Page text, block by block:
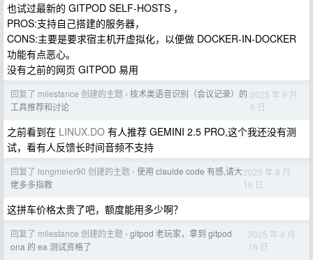
也试过最新的 GITPOD SELF-HOSTS ，
PROS:支持自己搭建的服务器，
CONS:主要是要求宿主机开虚拟化，以便做 DOCKER-IN-DOCKER
功能有点恶心。
没有之前的网页 GITPOD 易用
回复了 milestance 创建的主题 › 技术类语音识别（会议记录）的
工具推荐和讨论
2025 年 9 月
6 日
之前看到在 LINUX.DO 有人推荐 GEMINI 2.5 PRO,这个我还没有测
试，看有人反馈长时间音频不支持
回复了 longmeier90 创建的主题 › 使用 claulde code 有感,请大
佬多多指教
2025 年 8 月
16 日
这拼车价格太贵了吧，额度能用多少啊？
回复了 milestance 创建的主题 › gitpod 老玩家，拿到 gitpod
ona 的 ea 测试资格了
2025 年 8 月
16 日